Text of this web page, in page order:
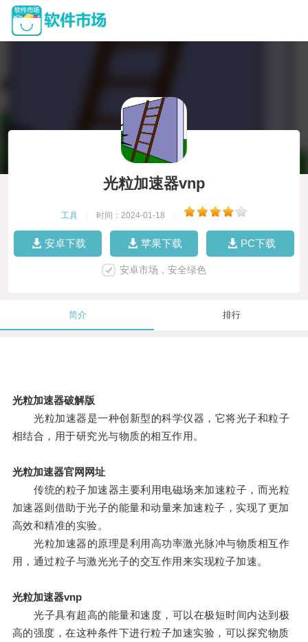
光粒加速器vnp
工具 时间：2024-01-18
安卓下载 苹果下载 PC下载
安卓市场，安全绿色
简介 排行
光粒加速器破解版
光粒加速器是一种创新型的科学仪器，它将光子和粒子
相结合，用于研究光与物质的相互作用。
光粒加速器官网网址
传统的粒子加速器主要利用电磁场来加速粒子，而光粒
加速器则借助于光子的能量和动量来加速粒子，实现了更加
高效和精准的实验。
光粒加速器的原理是利用高功率激光脉冲与物质相互作
用，通过粒子与激光光子的交互作用来实现粒子加速。
光粒加速器vnp
光子具有超高的能量和速度，可以在极短时间内达到极
高的强度，在这种条件下进行粒子加速实验，可以探究物质